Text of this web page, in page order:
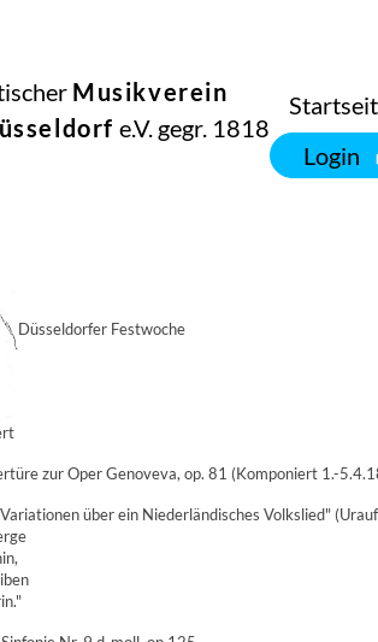
Musikverein
e.V. gegr. 1818
Login
Düsseldorfer Festwoche
zur Oper Genoveva, op. 81 (Komponiert 1.-
über ein Niederländisches Volkslied"